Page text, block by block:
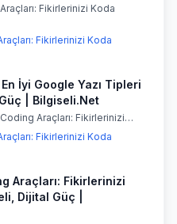
Fikirlerinizi Koda
Fikirlerinizi Koda
İyi Google Yazı Tipleri
| Bilgiseli.Net
Araçları: Fikirlerinizi…
Fikirlerinizi Koda
Araçları: Fikirlerinizi
Dijital Güç |